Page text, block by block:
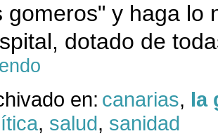
gomeros" y haga lo
dotado de
en: canarias, la
, salud, sanidad